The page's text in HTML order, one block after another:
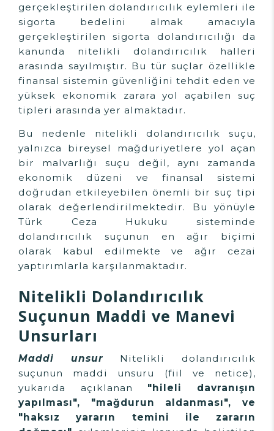
gerçekleştirilen dolandırıcılık eylemleri ile
sigorta bedelini almak amacıyla
gerçekleştirilen sigorta dolandırıcılığı da
kanunda nitelikli dolandırıcılık halleri
arasında sayılmıştır. Bu tür suçlar özellikle
finansal sistemin güvenliğini tehdit eden ve
yüksek ekonomik zarara yol açabilen suç
tipleri arasında yer almaktadır.
Bu nedenle nitelikli dolandırıcılık suçu,
yalnızca bireysel mağduriyetlere yol açan
bir malvarlığı suçu değil, aynı zamanda
ekonomik düzeni ve finansal sistemi
doğrudan etkileyebilen önemli bir suç tipi
olarak değerlendirilmektedir. Bu yönüyle
Türk Ceza Hukuku sisteminde
dolandırıcılık suçunun en ağır biçimi
olarak kabul edilmekte ve ağır cezai
yaptırımlarla karşılanmaktadır.
Nitelikli Dolandırıcılık
Suçunun Maddi ve Manevi
Unsurları
Maddi unsur Nitelikli dolandırıcılık
suçunun maddi unsuru (fiil ve netice),
yukarıda açıklanan "hileli davranışın
yapılması", "mağdurun aldanması", ve
"haksız yararın temini ile zararın